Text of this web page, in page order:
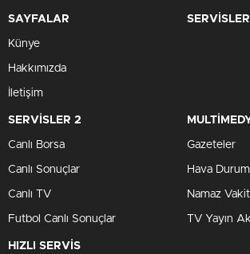
SAYFALAR
Künye
Hakkımızda
İletişim
SERVİSLER
SERVİSLER 2
Canlı Borsa
Canlı Sonuçlar
Canlı TV
Futbol Canlı Sonuçlar
Gazeteler
Hava
Namaz
TV Yayın
HIZLI SERVİS